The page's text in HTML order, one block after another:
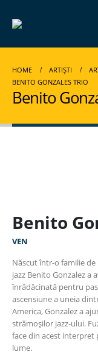
HOME ARTIȘTI
BENITO GONZALES TRIO
Benito
Benito
VEN
Născut într-o familie
jazz Benito Gonzalez a
înrădăcinată pentru
ascensiune a uneia
America, Gonzalez a
strămoșilor jazz-ului.
face din acest
lume.